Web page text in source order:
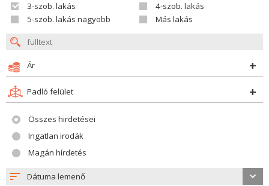
3-szob. lakás
4-szob. lakás
5-szob. lakás nagyobb
Más lakás
Ár
Padló felület
Összes hirdetései
Ingatlan irodák
Magán hírdetés
Dátuma lemenő